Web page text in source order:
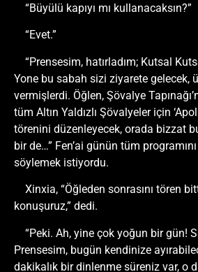
“Büyülü kapıyı mı kullanacaksın?”
“Evet.”
“Prensesim, hatırladım; Kutsal
Yone bu sabah sizi ziyarete gelecek,
vermişlerdi. Öğlen, Şövalye
tüm Altın Yaldızlı Şövalyeler için
törenini düzenleyecek, orada bizzat
bir de…” Fen’ai günün tüm
söylemek istiyordu.
Xinxia, “Öğleden sonrasını tören
konuşuruz,” dedi.
“Peki. Ah, yine çok yoğun bir gün!
Prensesim, bugün kendinize
dakikalık bir dinlenme süreniz var, o